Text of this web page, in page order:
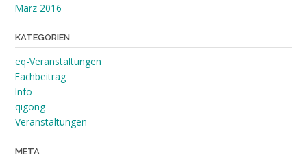
März 2016
KATEGORIEN
eq-Veranstaltungen
Fachbeitrag
Info
qigong
Veranstaltungen
META